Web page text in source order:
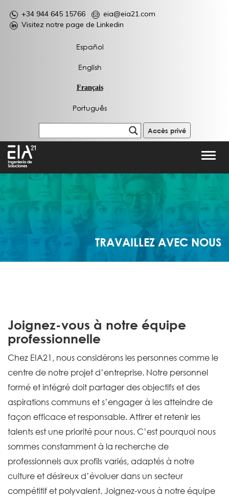
+34 944 645 15766
eia@eia21.com
Visitez notre page de Linkedin
Español
English
Français
Português
Accès privé
TRAVAILLEZ AVEC NOUS
Joignez-vous à notre équipe
professionnelle
Chez EIA21, nous considérons les personnes comme le
centre de notre projet d’entreprise. Notre personnel
formé et intégré doit partager des objectifs et des
aspirations communs et s’engager à les atteindre de
façon efficace et responsable. Attirer et retenir les
talents est une priorité pour nous. C’est pourquoi nous
sommes constamment à la recherche de
professionnels aux profils variés, adaptés à notre
culture et désireux d’évoluer dans un secteur
compétitif et polyvalent. Joignez-vous à notre équipe